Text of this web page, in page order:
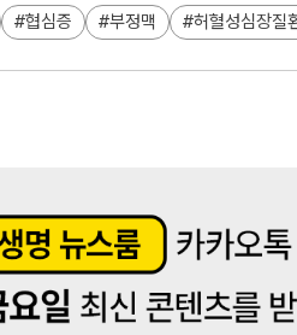
협심증 부정맥 허혈성심장질